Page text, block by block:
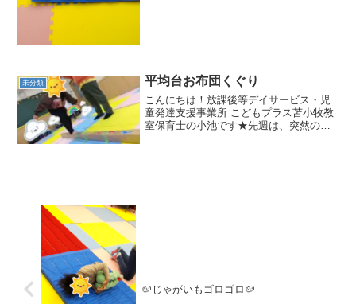
未分類 平均台お布団くぐり
こんにちは！放課後等デイサービス・児
童発達支援事業所 こどもプラス苫小牧教
室保育士の小池です★先週は、突然の雪
🥔じゃがいもゴロゴロ🥔